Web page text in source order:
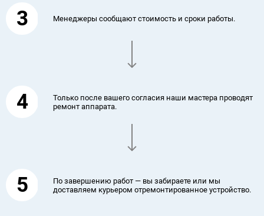
3 Менеджеры сообщают стоимость и сроки работы.
4
Только после вашего согласия наши мастера проводят
ремонт аппарата.
5
По завершению работ — вы забираете или мы
доставляем курьером отремонтированное устройство.